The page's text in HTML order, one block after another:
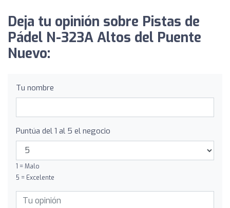
Deja tu opinión sobre Pistas de
Pádel N-323A Altos del Puente
Nuevo:
Tu nombre
Puntúa del 1 al 5 el negocio
1 = Malo
5 = Excelente